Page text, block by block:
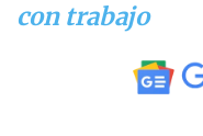
con trabajo